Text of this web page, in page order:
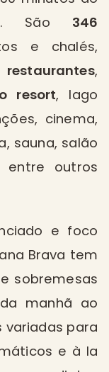
São 346
e chalés,
restaurantes,
resort, lago
cinema,
sauna, salão
entre outros
e foco
Brava tem
sobremesas
manhã ao
variadas para
e à la